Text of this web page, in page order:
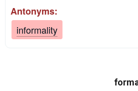
Antonyms:
informality